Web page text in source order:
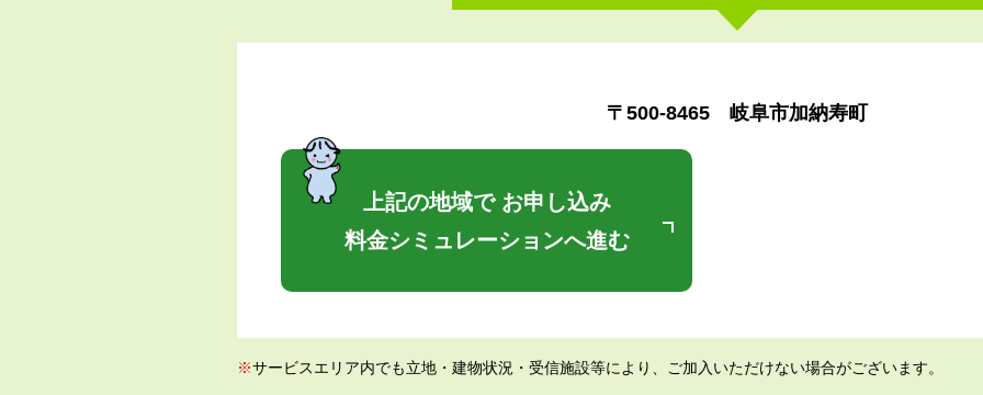
〒500-8465 岐阜市加納寿町
上記の地域で お申し込み
料金シミュレーションへ進む
※サービスエリア内でも立地・建物状況・受信施設等により、ご加入いただけない場合がございます。